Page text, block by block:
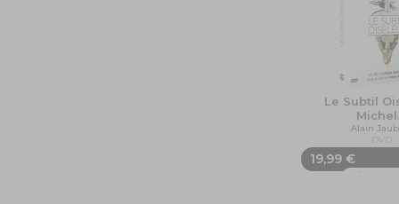
Le Subtil
Michel
Alain
DVD
19,99 €
Ajouter